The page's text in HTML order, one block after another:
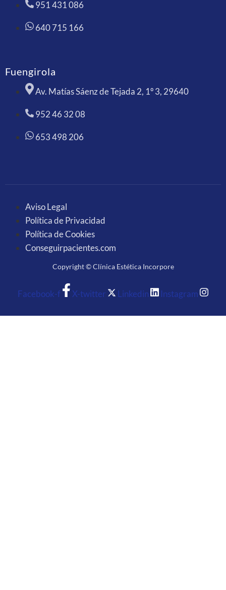
951 431 086
640 715 166
Fuengirola
Av. Matías Sáenz de Tejada 2, 1º 3, 29640
952 46 32 08
653 498 206
Aviso Legal
Política de Privacidad
Política de Cookies
Conseguirpacientes.com
Copyright © Clínica Estética Incorpore
Facebook-f X-twitter Linkedin Instagram